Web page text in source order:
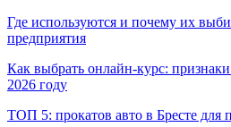
Где используются и почему их
предприятия
Как выбрать онлайн-курс:
2026 году
ТОП 5: прокатов авто в Бресте для